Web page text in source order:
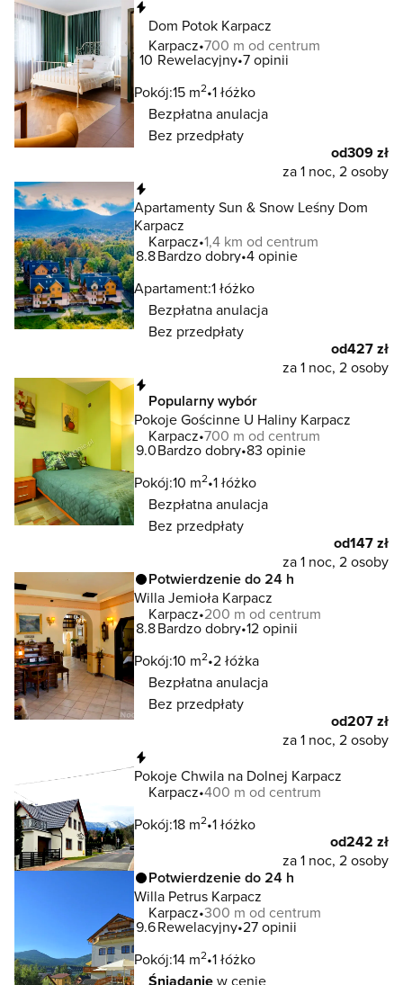
Dom Potok Karpacz
Karpacz 700 m od centrum
10 Rewelacyjny 7 opinii
Pokój:15 m2 1 łóżko
Bezpłatna anulacja
Bez przedpłaty
od309 zł
za 1 noc, 2 osoby
Apartamenty Sun & Snow Leśny Dom
Karpacz
Karpacz 1,4 km od centrum
8.8Bardzo dobry 4 opinie
Apartament:1 łóżko
Bezpłatna anulacja
Bez przedpłaty
od427 zł
za 1 noc, 2 osoby
Popularny wybór
Pokoje Gościnne U Haliny Karpacz
Karpacz 700 m od centrum
9.0Bardzo dobry 83 opinie
Pokój:10 m2 1 łóżko
Bezpłatna anulacja
Bez przedpłaty
od147 zł
za 1 noc, 2 osoby
Potwierdzenie do 24 h
Willa Jemioła Karpacz
Karpacz 200 m od centrum
8.8Bardzo dobry 12 opinii
Pokój:10 m2 2 łóżka
Bezpłatna anulacja
Bez przedpłaty
od207 zł
za 1 noc, 2 osoby
Pokoje Chwila na Dolnej Karpacz
Karpacz 400 m od centrum
Pokój:18 m2 1 łóżko
od242 zł
za 1 noc, 2 osoby
Potwierdzenie do 24 h
Willa Petrus Karpacz
Karpacz 300 m od centrum
9.6Rewelacyjny 27 opinii
Pokój:14 m2 1 łóżko
w cenie